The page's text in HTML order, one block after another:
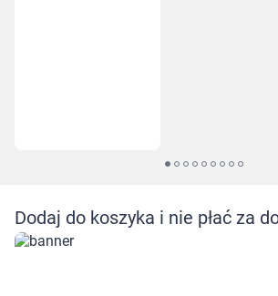
Dodaj do koszyka i nie płać za